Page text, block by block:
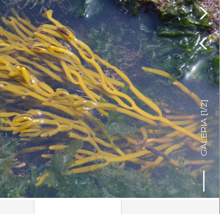
. O CMIA UTILIZA COOKIES PARA MELHORAR
NAVEGAÇÃO E PARA FINS ESTATÍSTICOS.A
DESTE WEBSITE E SERVIÇOS
DA UTILIZAÇÃO DE COOKIES.
POLÍTICA

ENTRAR
DE UTILIZAÇÃO
OBSERVAÇÃO


GALERIA [
1/2
]